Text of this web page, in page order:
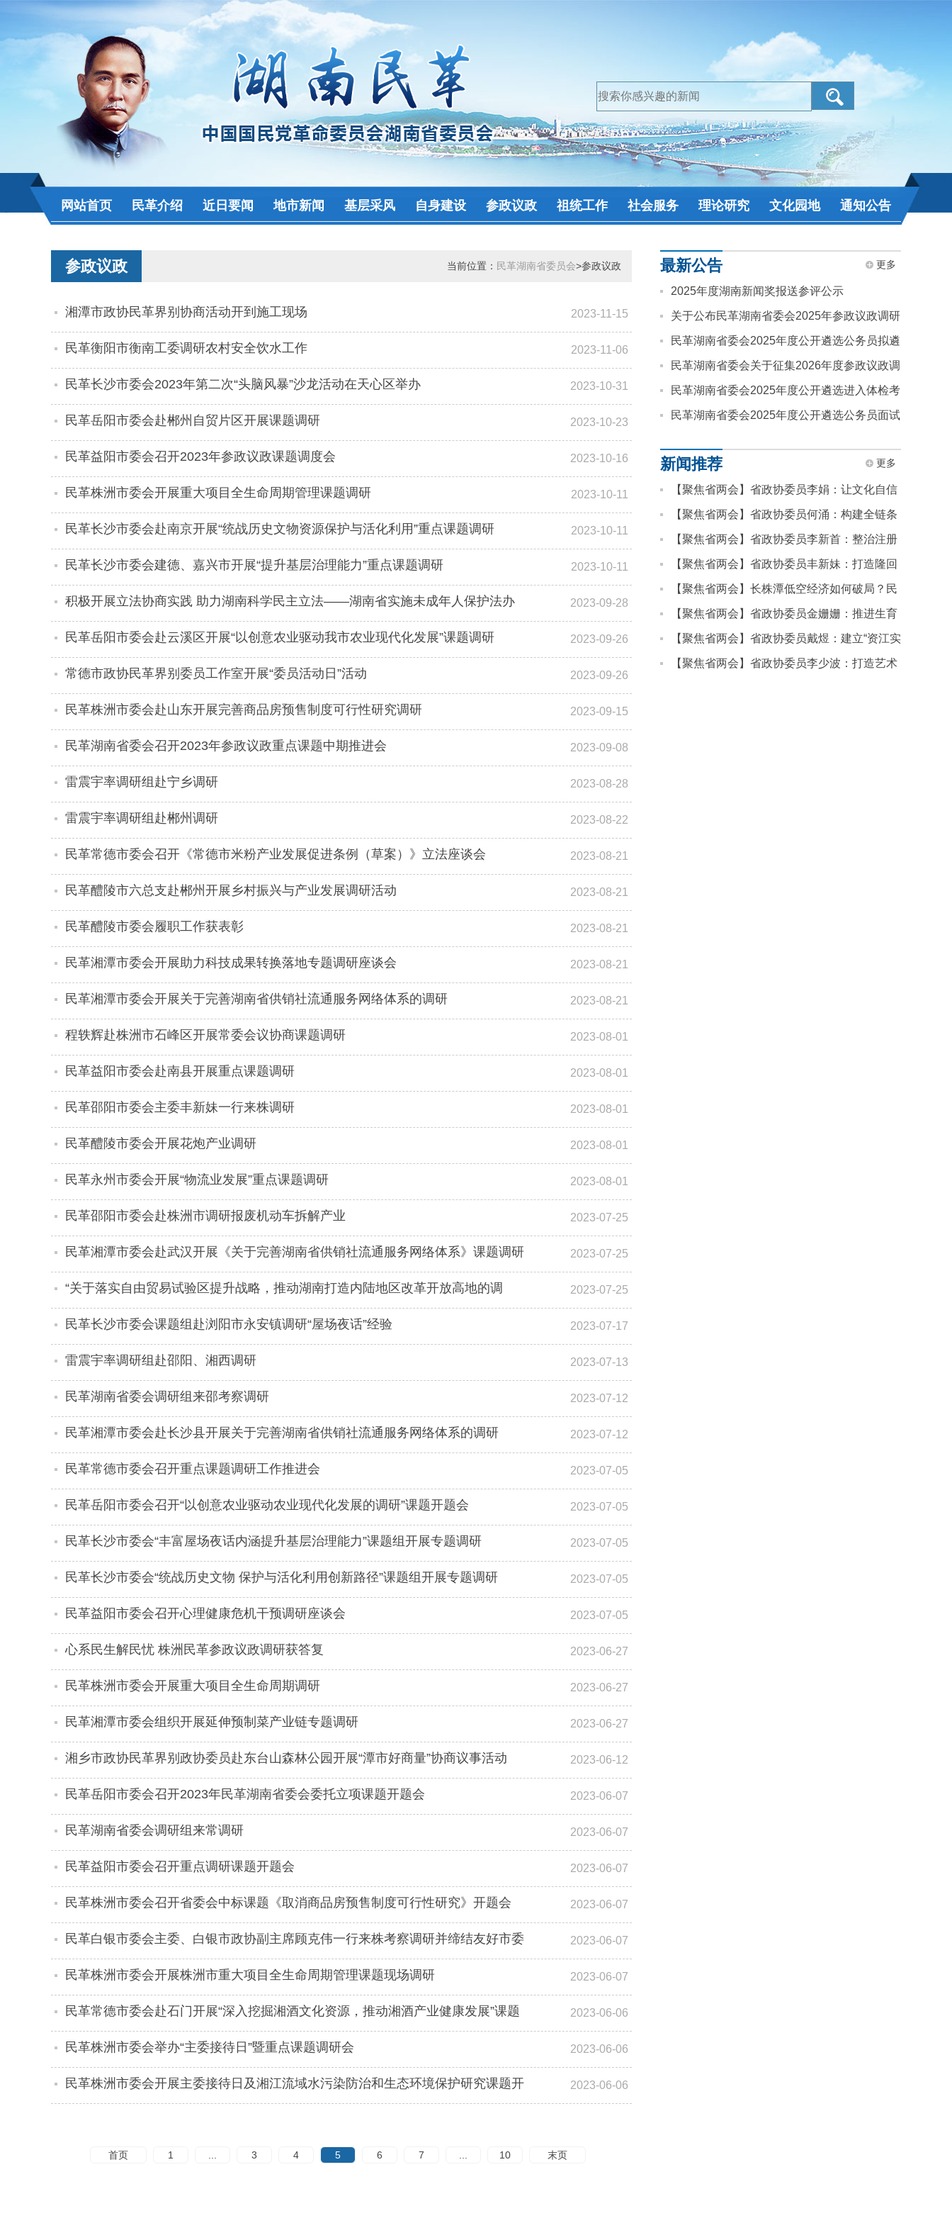
网站首页 民革介绍 近日要闻 地市新闻 基层采风 自身建设 参政议政 祖统工作 社会服务 理论研究 文化园地 通知公告
参政议政 当前位置： 民革湖南省委员会>参政议政
湘潭市政协民革界别协商活动开到施工现场 2023-11-15
民革衡阳市衡南工委调研农村安全饮水工作 2023-11-06
民革长沙市委会2023年第二次“头脑风暴”沙龙活动在天心区举办 2023-10-31
民革岳阳市委会赴郴州自贸片区开展课题调研 2023-10-23
民革益阳市委会召开2023年参政议政课题调度会 2023-10-16
民革株洲市委会开展重大项目全生命周期管理课题调研 2023-10-11
民革长沙市委会赴南京开展“统战历史文物资源保护与活化利用”重点课题调研 2023-10-11
民革长沙市委会建德、嘉兴市开展“提升基层治理能力”重点课题调研 2023-10-11
积极开展立法协商实践 助力湖南科学民主立法——湖南省实施未成年人保护法办
法立法协商座谈会召开
2023-09-28
民革岳阳市委会赴云溪区开展“以创意农业驱动我市农业现代化发展”课题调研 2023-09-26
常德市政协民革界别委员工作室开展“委员活动日”活动 2023-09-26
民革株洲市委会赴山东开展完善商品房预售制度可行性研究调研 2023-09-15
民革湖南省委会召开2023年参政议政重点课题中期推进会 2023-09-08
雷震宇率调研组赴宁乡调研 2023-08-28
雷震宇率调研组赴郴州调研 2023-08-22
民革常德市委会召开《常德市米粉产业发展促进条例（草案）》立法座谈会 2023-08-21
民革醴陵市六总支赴郴州开展乡村振兴与产业发展调研活动 2023-08-21
民革醴陵市委会履职工作获表彰 2023-08-21
民革湘潭市委会开展助力科技成果转换落地专题调研座谈会 2023-08-21
民革湘潭市委会开展关于完善湖南省供销社流通服务网络体系的调研 2023-08-21
程轶辉赴株洲市石峰区开展常委会议协商课题调研 2023-08-01
民革益阳市委会赴南县开展重点课题调研 2023-08-01
民革邵阳市委会主委丰新妹一行来株调研 2023-08-01
民革醴陵市委会开展花炮产业调研 2023-08-01
民革永州市委会开展“物流业发展”重点课题调研 2023-08-01
民革邵阳市委会赴株洲市调研报废机动车拆解产业 2023-07-25
民革湘潭市委会赴武汉开展《关于完善湖南省供销社流通服务网络体系》课题调研 2023-07-25
“关于落实自由贸易试验区提升战略，推动湖南打造内陆地区改革开放高地的调
研”课题调研组赴岳阳自贸片区开展实地调研
2023-07-25
民革长沙市委会课题组赴浏阳市永安镇调研“屋场夜话”经验 2023-07-17
雷震宇率调研组赴邵阳、湘西调研 2023-07-13
民革湖南省委会调研组来邵考察调研 2023-07-12
民革湘潭市委会赴长沙县开展关于完善湖南省供销社流通服务网络体系的调研 2023-07-12
民革常德市委会召开重点课题调研工作推进会 2023-07-05
民革岳阳市委会召开“以创意农业驱动农业现代化发展的调研”课题开题会 2023-07-05
民革长沙市委会“丰富屋场夜话内涵提升基层治理能力”课题组开展专题调研 2023-07-05
民革长沙市委会“统战历史文物 保护与活化利用创新路径”课题组开展专题调研 2023-07-05
民革益阳市委会召开心理健康危机干预调研座谈会 2023-07-05
心系民生解民忧 株洲民革参政议政调研获答复 2023-06-27
民革株洲市委会开展重大项目全生命周期调研 2023-06-27
民革湘潭市委会组织开展延伸预制菜产业链专题调研 2023-06-27
湘乡市政协民革界别政协委员赴东台山森林公园开展“潭市好商量”协商议事活动 2023-06-12
民革岳阳市委会召开2023年民革湖南省委会委托立项课题开题会 2023-06-07
民革湖南省委会调研组来常调研 2023-06-07
民革益阳市委会召开重点调研课题开题会 2023-06-07
民革株洲市委会召开省委会中标课题《取消商品房预售制度可行性研究》开题会 2023-06-07
民革白银市委会主委、白银市政协副主席顾克伟一行来株考察调研并缔结友好市委
会
2023-06-07
民革株洲市委会开展株洲市重大项目全生命周期管理课题现场调研 2023-06-07
民革常德市委会赴石门开展“深入挖掘湘酒文化资源，推动湘酒产业健康发展”课题
调研
2023-06-06
民革株洲市委会举办“主委接待日”暨重点课题调研会 2023-06-06
民革株洲市委会开展主委接待日及湘江流域水污染防治和生态环境保护研究课题开 2023-06-06
首页 1 3 4 5 6 7 10 末页
最新公告 更多
2025年度湖南新闻奖报送参评公示
关于公布民革湖南省委会2025年参政议政调研
课题评审结果的通知
民革湖南省委会2025年度公开遴选公务员拟遴
选人员公示
民革湖南省委会关于征集2026年度参政议政调
研课题的通知
民革湖南省委会2025年度公开遴选进入体检考
察人员名单公告
民革湖南省委会2025年度公开遴选公务员面试
新闻推荐 更多
【聚焦省两会】省政协委员李娟：让文化自信
浸润湖湘少年心
【聚焦省两会】省政协委员何涌：构建全链条
支持体系 提升青少年心理健康水平
【聚焦省两会】省政协委员李新首：整治注册
会计师行业“内卷式”竞争
【聚焦省两会】省政协委员丰新妹：打造隆回
乡村教育振兴省级样板
【聚焦省两会】长株潭低空经济如何破局？民
革省委会提案建议，以“一体化”“全链条”推进协
同发展
【聚焦省两会】省政协委员金姗姗：推进生育
友好型社会建设
【聚焦省两会】省政协委员戴煜：建立“资江实
验室”，助力邵阳产业发展
【聚焦省两会】省政协委员李少波：打造艺术